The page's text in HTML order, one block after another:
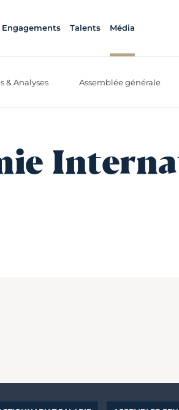
Engagements Talents Média
& Analyses Assemblée générale